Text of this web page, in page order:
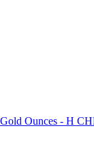
Ounces - H